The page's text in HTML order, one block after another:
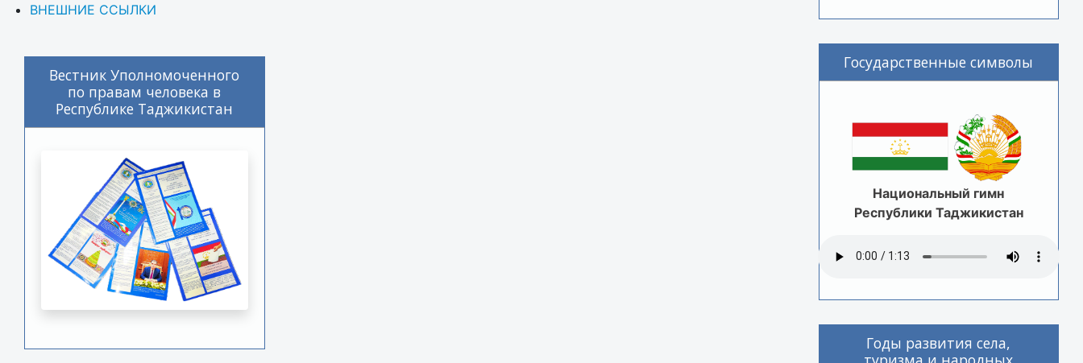
ВНЕШНИЕ ССЫЛКИ
Вестник Уполномоченного
по правам человека в
Республике Таджикистан
Государственные символы
Национальный гимн
Республики Таджикистан
Годы развития села,